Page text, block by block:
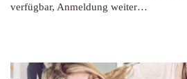
verfügbar, Anmeldung weiter…